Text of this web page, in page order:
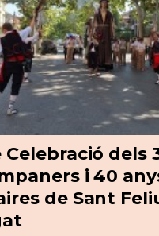
dels
i 40
de Sant